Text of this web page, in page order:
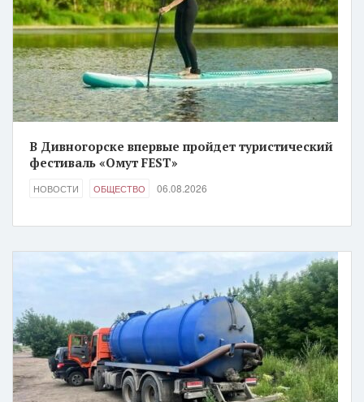
В Дивногорске впервые пройдет туристический
фестиваль «Омут FEST»
НОВОСТИ ОБЩЕСТВО 06.08.2026